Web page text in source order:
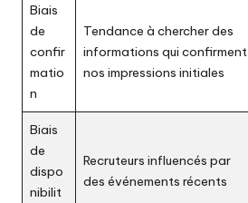
Biais
de
confir
matio
n
Tendance à chercher des
informations qui confirment
nos impressions initiales
Biais
de
dispo
nibilit
Recruteurs influencés par
des événements récents